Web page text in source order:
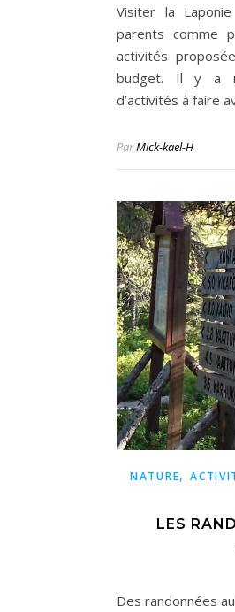
Visiter la
parents comme
activités
budget. Il y a
d’activités à faire
ParMick-kael-H
NATURE,
LES
Des randonnées